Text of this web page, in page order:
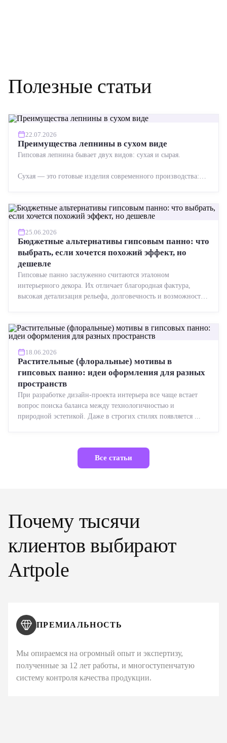
Полезные статьи
22.07.2026
Преимущества лепнины в сухом виде
Гипсовая лепнина бывает двух видов: сухая и сырая.
Сухая — это готовые изделия современного производства:
25.06.2026
Бюджетные альтернативы гипсовым панно: что
выбрать, если хочется похожий эффект, но
дешевле
Гипсовые панно заслуженно считаются эталоном
интерьерного декора. Их отличает благородная фактура,
высокая детализация рельефа, долговечность и возможность
18.06.2026
Растительные (флоральные) мотивы в
гипсовых панно: идеи оформления для разных
пространств
При разработке дизайн-проекта интерьера все чаще встает
вопрос поиска баланса между технологичностью и
природной эстетикой. Даже в строгих стилях появляется ...
Все статьи
Почему тысячи
клиентов выбирают
Artpole
ПРЕМИАЛЬНОСТЬ
Мы опираемся на огромный опыт и экспертизу,
полученные за 12 лет работы, и многоступенчатую
систему контроля качества продукции.